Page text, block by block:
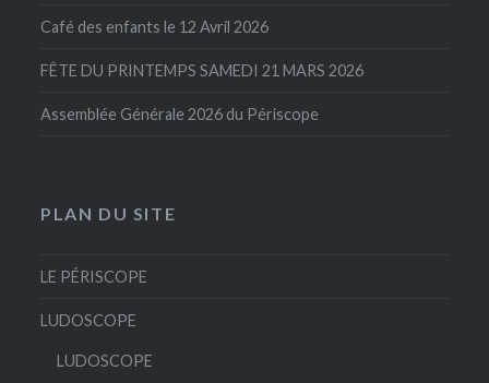
Café des enfants le 12 Avril 2026
FÊTE DU PRINTEMPS SAMEDI 21 MARS 2026
Assemblée Générale 2026 du Périscope
PLAN DU SITE
LE PÉRISCOPE
LUDOSCOPE
LUDOSCOPE